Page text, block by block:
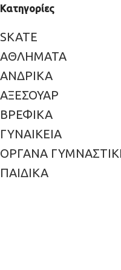
Κατηγορίες
SKATE
ΑΘΛΗΜΑΤΑ
ΑΝΔΡΙΚΑ
ΑΞΕΣΟΥΑΡ
ΒΡΕΦΙΚΑ
ΓΥΝΑΙΚΕΙΑ
ΟΡΓΑΝΑ
ΠΑΙΔΙΚΑ